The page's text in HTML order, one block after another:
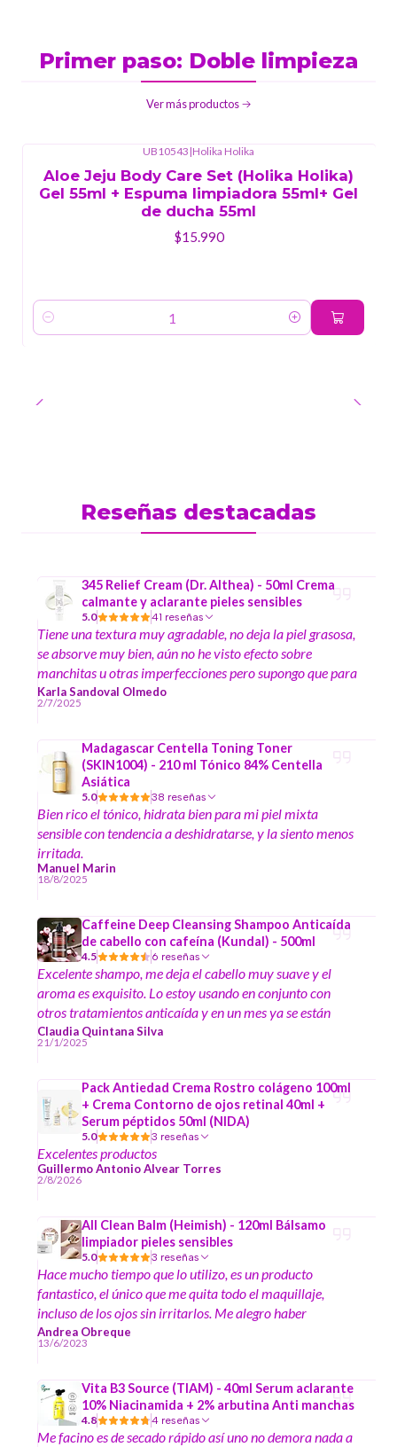
Primer paso: Doble limpieza
Ver más productos
UB10543|Holika Holika
Aloe Jeju Body Care Set (Holika Holika)
Gel 55ml + Espuma limpiadora 55ml+ Gel
de ducha 55ml
$15.990
Cantidad
Reseñas destacadas
345 Relief Cream (Dr. Althea) - 50ml Crema
calmante y aclarante pieles sensibles
5.0 41 reseñas
Tiene una textura muy agradable, no deja la piel grasosa,
se absorve muy bien, aún no he visto efecto sobre
manchitas u otras imperfecciones pero supongo que para
eso se requiere más tiempo de uso. Mi experiencia de
compra en la tienda ha sido muy buena, se agradecen los
Karla Sandoval Olmedo
2/7/2025
Madagascar Centella Toning Toner
(SKIN1004) - 210 ml Tónico 84% Centella
Asiática
5.0 38 reseñas
Bien rico el tónico, hidrata bien para mi piel mixta
sensible con tendencia a deshidratarse, y la siento menos
irritada.
Manuel Marin
18/8/2025
Caffeine Deep Cleansing Shampoo Anticaída
de cabello con cafeína (Kundal) - 500ml
4.5 6 reseñas
Excelente shampo, me deja el cabello muy suave y el
aroma es exquisito. Lo estoy usando en conjunto con
otros tratamientos anticaída y en un mes ya se están
notando cambios.
Claudia Quintana Silva
21/1/2025
Pack Antiedad Crema Rostro colágeno 100ml
+ Crema Contorno de ojos retinal 40ml +
Serum péptidos 50ml (NIDA)
5.0 3 reseñas
Excelentes productos
Guillermo Antonio Alvear Torres
2/8/2026
All Clean Balm (Heimish) - 120ml Bálsamo
limpiador pieles sensibles
5.0 3 reseñas
Hace mucho tiempo que lo utilizo, es un producto
fantastico, el único que me quita todo el maquillaje,
incluso de los ojos sin irritarlos. Me alegro haber
encontrado esta tienda, ya que en la anterior que lo
compraba, dejaron de traerlo por problemas con el
Andrea Obreque
13/6/2023
Vita B3 Source (TIAM) - 40ml Serum aclarante
10% Niacinamida + 2% arbutina Anti manchas
4.8 4 reseñas
Me facino es de secado rápido así uno no demora nada a